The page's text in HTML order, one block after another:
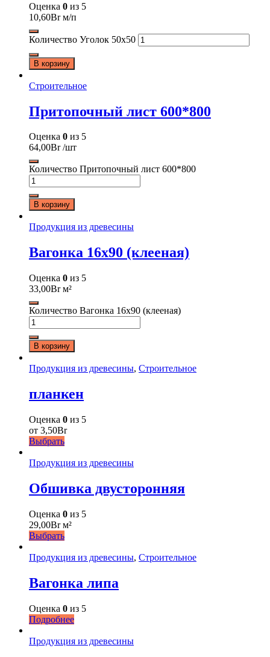
Оценка 0 из 5
10,60Brм/п
Количество Уголок 50х50
В корзину
Строительное
Притопочный лист 600*800
Оценка 0 из 5
64,00Br/шт
Количество Притопочный лист 600*800
В корзину
Продукция из древесины
Вагонка 16х90 (клееная)
Оценка 0 из 5
33,00Brм²
Количество Вагонка 16х90 (клееная)
В корзину
Продукция из древесины, Строительное
планкен
Оценка 0 из 5
от 3,50Br
Выбрать
Продукция из древесины
Обшивка двусторонняя
Оценка 0 из 5
29,00Brм²
Выбрать
Продукция из древесины, Строительное
Вагонка липа
Оценка 0 из 5
Подробнее
Продукция из древесины